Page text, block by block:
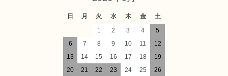
日 月 火 水 木 金
土
1
2 3 4
5
6
7 8 9 10 11
12
13
14 15 16 17 18
19
20
21 22 23 24 25
26